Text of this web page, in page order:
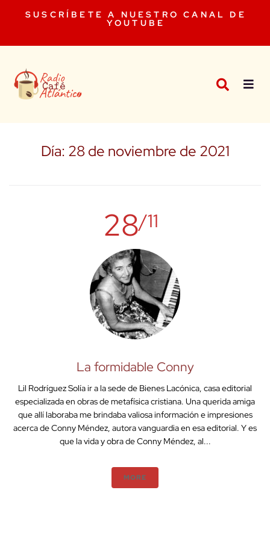
SUSCRÍBETE A NUESTRO CANAL DE
YOUTUBE
Día: 28 de noviembre de 2021
28/11
La formidable Conny
Lil Rodríguez Solía ir a la sede de Bienes Lacónica, casa editorial
especializada en obras de metafísica cristiana. Una querida amiga
que allí laboraba me brindaba valiosa información e impresiones
acerca de Conny Méndez, autora vanguardia en esa editorial. Y es
que la vida y obra de Conny Méndez, al...
MORE